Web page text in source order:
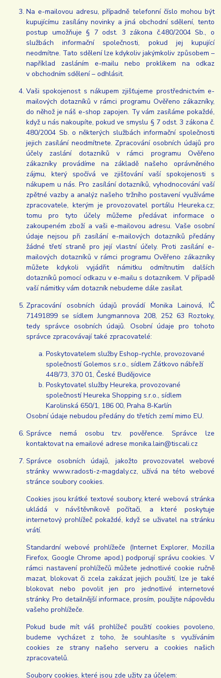
Na e-mailovou adresu, případně telefonní číslo mohou být
kupujícímu zasílány novinky a jiná obchodní sdělení, tento
postup umožňuje § 7 odst. 3 zákona č.480/2004 Sb., o
službách informační společnosti, pokud jej kupující
neodmítne. Tato sdělení lze kdykoliv jakýmkoliv způsobem –
například zasláním e-mailu nebo proklikem na odkaz
v obchodním sdělení – odhlásit.
Vaši spokojenost s nákupem zjišťujeme prostřednictvím e-
mailových dotazníků v rámci programu Ověřeno zákazníky,
do něhož je náš e-shop zapojen. Ty vám zasíláme pokaždé,
když u nás nakoupíte, pokud ve smyslu § 7 odst. 3 zákona č.
480/2004 Sb. o některých službách informační společnosti
jejich zasílání neodmítnete. Zpracování osobních údajů pro
účely zaslání dotazníků v rámci programu Ověřeno
zákazníky provádíme na základě našeho oprávněného
zájmu, který spočívá ve zjišťování vaší spokojenosti s
nákupem u nás. Pro zasílání dotazníků, vyhodnocování vaší
zpětné vazby a analýz našeho tržního postavení využíváme
zpracovatele, kterým je provozovatel portálu Heureka.cz;
tomu pro tyto účely můžeme předávat informace o
zakoupeném zboží a vaši e-mailovou adresu. Vaše osobní
údaje nejsou při zasílání e-mailových dotazníků předány
žádné třetí straně pro její vlastní účely. Proti zasílání e-
mailových dotazníků v rámci programu Ověřeno zákazníky
můžete kdykoli vyjádřit námitku odmítnutím dalších
dotazníků pomocí odkazu v e-mailu s dotazníkem. V případě
vaší námitky vám dotazník nebudeme dále zasílat.
Zpracování osobních údajů provádí Monika Lainová, IČ
71491899 se sídlem Jungmannova 208, 252 63 Roztoky,
tedy správce osobních údajů. Osobní údaje pro tohoto
správce zpracovávají také zpracovatelé:
Poskytovatelem služby Eshop-rychle, provozované
společností Golemos s.r.o., sídlem Zátkovo nábřeží
448/73, 370 01, České Budějovice
Poskytovatel služby Heureka, provozované
společností Heureka Shopping s.r.o., sídlem
Karolinská 650/1, 186 00, Praha 8-Karlín
Osobní údaje nebudou předány do třetích zemí mimo EU.
Správce nemá osobu tzv. pověřence. Správce lze
kontaktovat na emailové adrese monika.lain@tiscali.cz
Správce osobních údajů, jakožto provozovatel webové
stránky www.radosti-z-magdaly.cz, užívá na této webové
stránce soubory cookies.
Cookies jsou krátké textové soubory, které webová stránka
ukládá v návštěvníkově počítači, a které poskytuje
internetový prohlížeč pokaždé, když se uživatel na stránku
vrátí.
Standardní webové prohlížeče (Internet Explorer, Mozilla
Firefox, Google Chrome apod.) podporují správu cookies. V
rámci nastavení prohlížečů můžete jednotlivé cookie ručně
mazat, blokovat či zcela zakázat jejich použití, lze je také
blokovat nebo povolit jen pro jednotlivé internetové
stránky. Pro detailnější informace, prosím, použijte nápovědu
vašeho prohlížeče.
Pokud bude mít váš prohlížeč použití cookies povoleno,
budeme vycházet z toho, že souhlasíte s využíváním
cookies ze strany našeho serveru a cookies našich
zpracovatelů.
Soubory cookies, které jsou zde užity za účelem: